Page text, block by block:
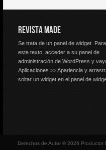
REVISTA MADE
Se trata de un panel de widget.
este texto, acceder a su panel de
administración de WordPress y
Aplicaciones >> Apariencia y
soltar un widget en el panel de
Derechos de Autor © 2026 Productor